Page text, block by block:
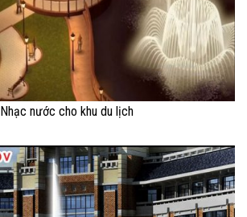
Nhạc nước cho khu du lịch